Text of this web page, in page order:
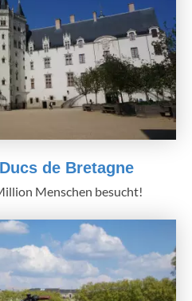
de Bretagne
Menschen besucht!